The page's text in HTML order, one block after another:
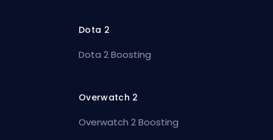
Dota 2
Dota 2 Boosting
Overwatch 2
Overwatch 2 Boosting